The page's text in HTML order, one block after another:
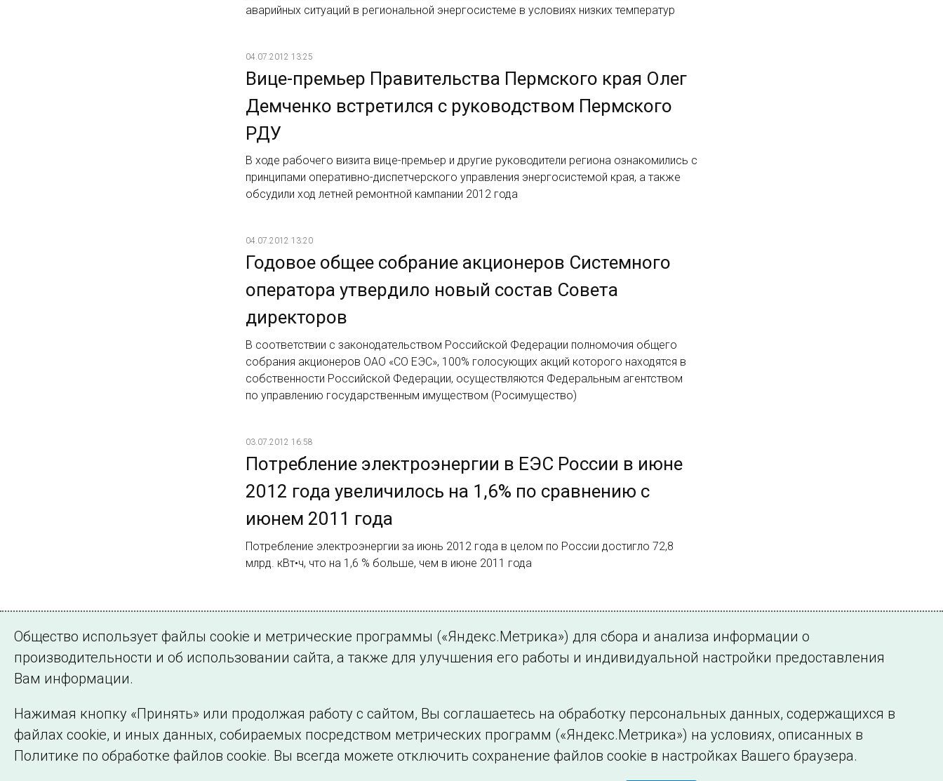
аварийных ситуаций в региональной энергосистеме в условиях низких температур
04.07.2012 13:25
Вице-премьер Правительства Пермского края Олег
Демченко встретился с руководством Пермского
РДУ
В ходе рабочего визита вице-премьер и другие руководители региона ознакомились с
принципами оперативно-диспетчерского управления энергосистемой края, а также
обсудили ход летней ремонтной кампании 2012 года
04.07.2012 13:20
Годовое общее собрание акционеров Системного
оператора утвердило новый состав Совета
директоров
В соответствии с законодательством Российской Федерации полномочия общего
собрания акционеров ОАО «СО ЕЭС», 100% голосующих акций которого находятся в
собственности Российской Федерации, осуществляются Федеральным агентством
по управлению государственным имуществом (Росимущество)
03.07.2012 16:58
Потребление электроэнергии в ЕЭС России в июне
2012 года увеличилось на 1,6% по сравнению с
июнем 2011 года
Потребление электроэнергии за июнь 2012 года в целом по России достигло 72,8
млрд. кВт•ч, что на 1,6 % больше, чем в июне 2011 года
Страница 1 из 2.
1 2 Далее
©2005–2026 АО «СО ЕЭС» Филиалы и представительства Использование информации Сведения об образовательной организации
Общество использует файлы cookie и метрические программы («Яндекс.Метрика») для сбора и анализа информации о
производительности и об использовании сайта, а также для улучшения его работы и индивидуальной настройки предоставления
Вам информации.
Нажимая кнопку «Принять» или продолжая работу с сайтом, Вы соглашаетесь на обработку персональных данных, содержащихся в
файлах cookie, и иных данных, собираемых посредством метрических программ («Яндекс.Метрика») на условиях, описанных в
Политике по обработке файлов cookie. Вы всегда можете отключить сохранение файлов cookie в настройках Вашего браузера.